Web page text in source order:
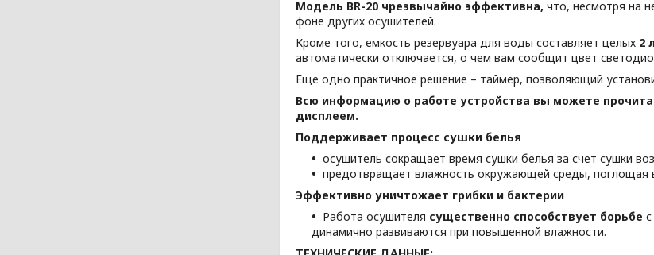
Модель BR-20 чрезвычайно эффективна, что, несмотря на
фоне других осушителей.
Кроме того, емкость резервуара для воды составляет целых 2
автоматически отключается, о чем вам сообщит цвет
Еще одно практичное решение – таймер, позволяющий
Всю информацию о работе устройства вы можете
дисплеем.
Поддерживает процесс сушки белья
осушитель сокращает время сушки белья за счет сушки
предотвращает влажность окружающей среды, поглощая
Эффективно уничтожает грибки и бактерии
Работа осушителя существенно способствует борьбе
динамично развиваются при повышенной влажности.